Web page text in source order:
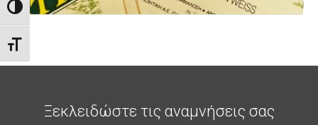
Toggle High Contrast
Toggle Font size
Ξεκλειδώστε τις αναμνήσεις σας